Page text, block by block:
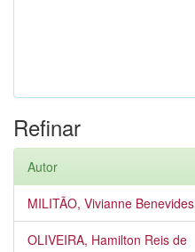
Refinar
Autor
MILITÃO, Vivianne Benevides
OLIVEIRA, Hamilton Reis de